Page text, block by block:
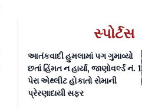
સ્પોર્ટસ
આતંકવાદી હુમલામાં પગ ગુમાવ્યો
છતાં હિંમત ન હાર્યા, જાણોવર્લ્ડ નં. 1
પેરા એથ્લીટ હોકાતો સેમાની
પ્રેરણાદાયી સફર